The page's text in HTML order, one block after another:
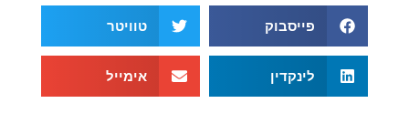
פייסבוק טוויטר
לינקדין אימייל